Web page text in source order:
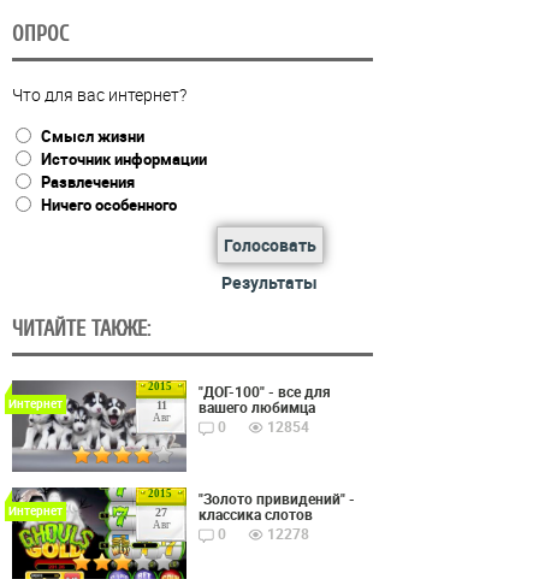
ОПРОС
Что для вас интернет?
Смысл жизни
Источник информации
Развлечения
Ничего особенного
Голосовать
Результаты
ЧИТАЙТЕ ТАКЖЕ:
2015
11
Авг
Интернет
"ДОГ-100" - все для
вашего любимца
0
12854
2015
27
Авг
Интернет
"Золото привидений" -
классика слотов
0
12278